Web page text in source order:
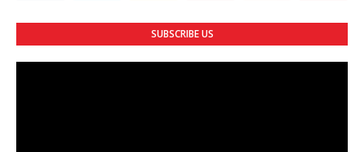
SUBSCRIBE US